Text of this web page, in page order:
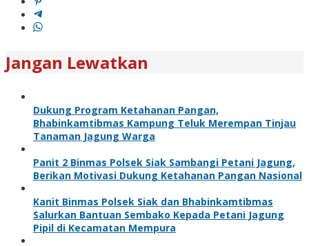
Jangan Lewatkan
Dukung Program Ketahanan Pangan,
Bhabinkamtibmas Kampung Teluk Merempan Tinjau
Tanaman Jagung Warga
Panit 2 Binmas Polsek Siak Sambangi Petani Jagung,
Berikan Motivasi Dukung Ketahanan Pangan Nasional
Kanit Binmas Polsek Siak dan Bhabinkamtibmas
Salurkan Bantuan Sembako Kepada Petani Jagung
Pipil di Kecamatan Mempura